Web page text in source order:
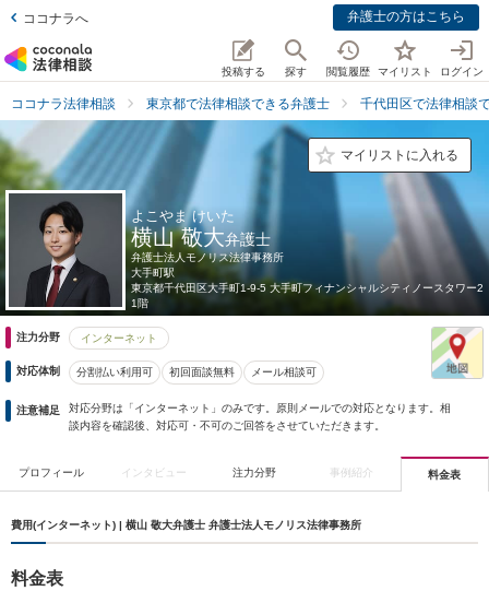
ココナラへ 弁護士の方はこちら
投稿する 探す 閲覧履歴 マイリスト ログイン
ココナラ法律相談 東京都で法律相談できる弁護士 千代田区で法律相談
マイリストに入れる
よこやま けいた
横山 敬大弁護士
弁護士法人モノリス法律事務所
大手町駅
東京都千代田区大手町1-9-5 大手町フィナンシャルシティノースタワー2
1階
注力分野 インターネット
対応体制 分割払い利用可 初回面談無料 メール相談可
注意補足
対応分野は「インターネット」のみです。原則メールでの対応となります。相
談内容を確認後、対応可・不可のご回答をさせていただきます。
プロフィール インタビュー 注力分野 事例紹介 料金表
費用(インターネット) | 横山 敬大弁護士 弁護士法人モノリス法律事務所
料金表